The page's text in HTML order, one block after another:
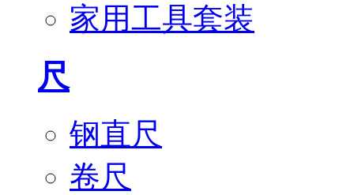
家用工具套装
尺
钢直尺
卷尺